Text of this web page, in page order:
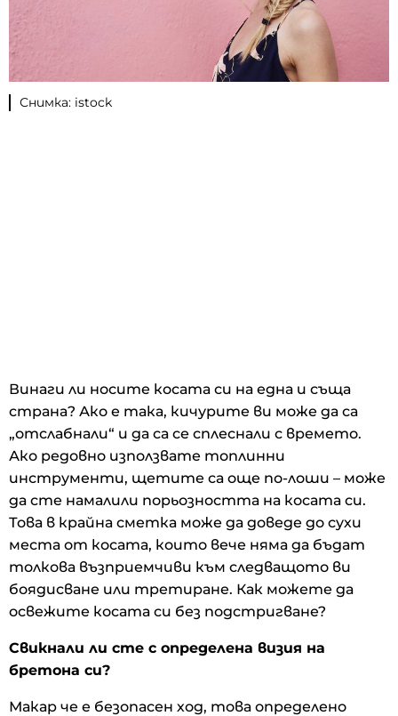
Снимка: istock
Винаги ли носите косата си на една и съща
страна? Ако е така, кичурите ви може да са
„отслабнали“ и да са се сплеснали с времето.
Ако редовно използвате топлинни
инструменти, щетите са още по-лоши – може
да сте намалили порьозността на косата си.
Това в крайна сметка може да доведе до сухи
места от косата, които вече няма да бъдат
толкова възприемчиви към следващото ви
боядисване или третиране. Как можете да
освежите косата си без подстригване?
Свикнали ли сте с определена визия на
бретона си?
Макар че е безопасен ход, това определено